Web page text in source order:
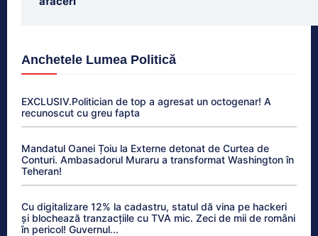
Anchetele Lumea Politică
EXCLUSIV.Politician de top a agresat un octogenar! A
recunoscut cu greu fapta
Mandatul Oanei Țoiu la Externe detonat de Curtea de
Conturi. Ambasadorul Muraru a transformat Washington în
Teheran!
Cu digitalizare 12% la cadastru, statul dă vina pe hackeri
și blochează tranzacțiile cu TVA mic. Zeci de mii de români
în pericol! Guvernul...